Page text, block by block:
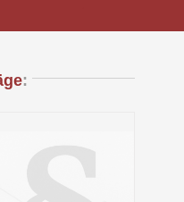
: